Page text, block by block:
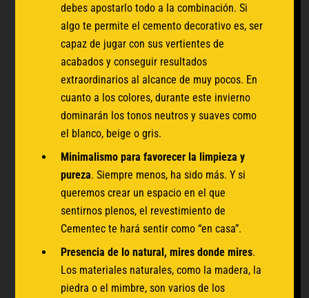
debes apostarlo todo a la combinación. Si
algo te permite el cemento decorativo es, ser
capaz de jugar con sus vertientes de
acabados y conseguir resultados
extraordinarios al alcance de muy pocos. En
cuanto a los colores, durante este invierno
dominarán los tonos neutros y suaves como
el blanco, beige o gris.
Minimalismo para favorecer la limpieza y
pureza. Siempre menos, ha sido más. Y si
queremos crear un espacio en el que
sentirnos plenos, el revestimiento de
Cementec te hará sentir como “en casa”.
Presencia de lo natural, mires donde mires.
Los materiales naturales, como la madera, la
piedra o el mimbre, son varios de los